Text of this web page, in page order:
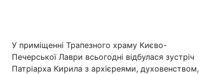
У приміщенні Трапезного храму Києво-
Печерської Лаври всьогодні відбулася зустріч
Патріарха Кирила з архієреями, духовенством,